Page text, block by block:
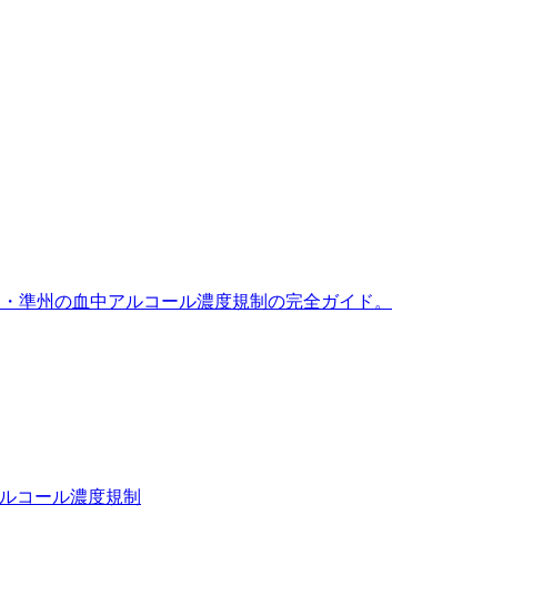
準州の血中アルコール濃度規制の完全ガイド。
コール濃度規制